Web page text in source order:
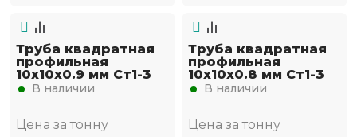
Труба квадратная
профильная
10х10х0.9 мм Ст1-3
В наличии
Цена за тонну
Труба квадратная
профильная
10х10х0.8 мм Ст1-3
В наличии
Цена за тонну